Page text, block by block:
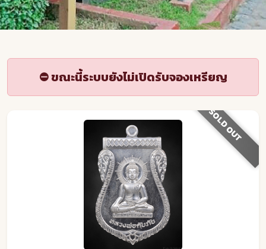
⛔ ขณะนี้ระบบยังไม่เปิดรับจองเหรียญ
SOLD OUT